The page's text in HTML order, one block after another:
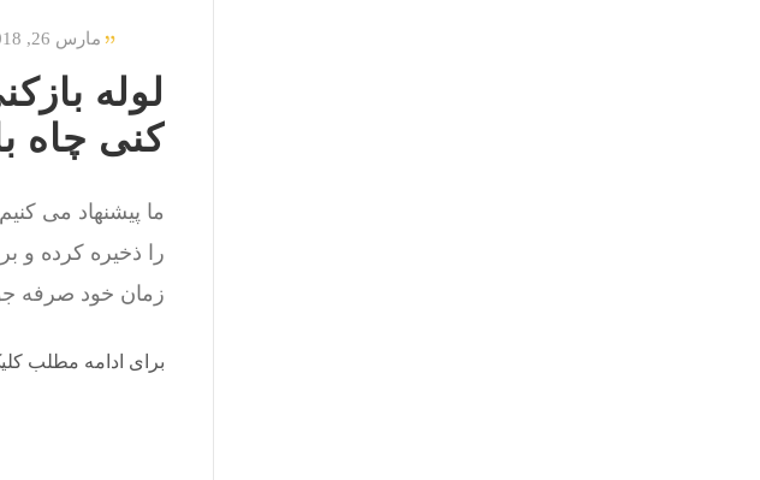
مارس 26, 2018
کنی چاه
ما پیشنهاد می
را ذخیره کرده و
زمان خود صرفه
برای ادامه مطلب